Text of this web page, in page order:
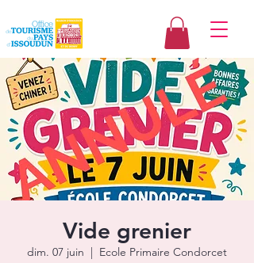
Vide grenier
dim. 07 juin
  |
Ecole Primaire Condorcet